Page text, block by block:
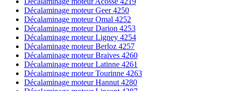
Décalaminage moteur Geer 4250
Décalaminage moteur Omal 4252
Décalaminage moteur Darion 4253
Décalaminage moteur Ligney 4254
Décalaminage moteur Berloz 4257
Décalaminage moteur Braives 4260
Décalaminage moteur Latinne 4261
Décalaminage moteur Tourinne 4263
Décalaminage moteur Hannut 4280